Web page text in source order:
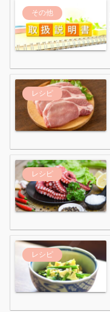
その他
レシピ
レシピ
レシピ